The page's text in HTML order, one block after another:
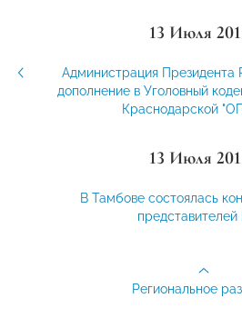
13 Июля
Администрация Президента
дополнение в Уголовный
Краснодарской
13 Июля
В Тамбове состоялась
Региональное